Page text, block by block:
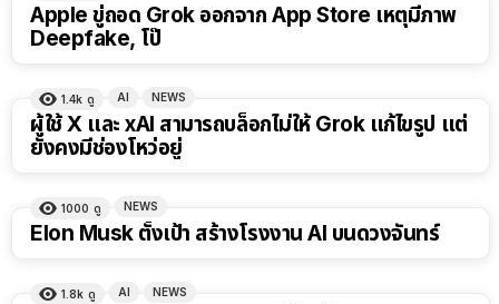
Apple ขู่ถอด Grok ออกจาก App Store เหตุมีภาพ
Deepfake, โป๊
1.4k ดู AI NEWS
ผู้ใช้ X และ xAI สามารถบล็อกไม่ให้ Grok แก้ไขรูป แต่
ยังคงมีช่องโหว่อยู่
1000 ดู NEWS
Elon Musk ตั้งเป้า สร้างโรงงาน AI บนดวงจันทร์
1.8k ดู AI NEWS